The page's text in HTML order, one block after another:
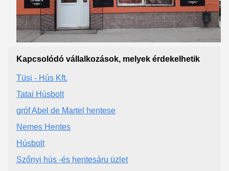
Kapcsolódó vállalkozások, melyek érdekelhetik
Tüsi - Hús Kft.
Tatai Húsbolt
gróf Abel de Martel hentese
Nemes Hentes
Húsbolt
Szőnyi hús -és hentesáru üzlet